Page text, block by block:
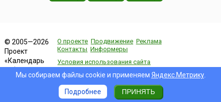
© 2005—2026
Проект
«Календарь
О проекте Продвижение Реклама
Контакты Информеры
Условия использования сайта
Политика конфиденциальности
Мы собираем файлы cookie и применяем Яндекс.Метрику.
Подробнее ПРИНЯТЬ